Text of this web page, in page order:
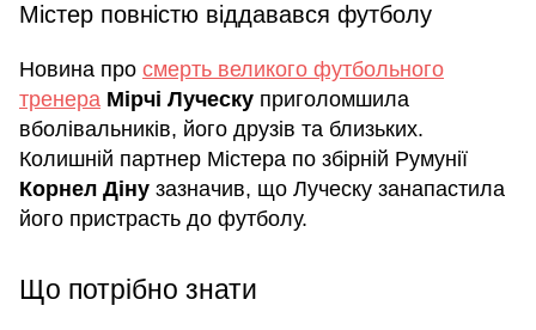
Містер повністю віддавався футболу
Новина про смерть великого футбольного
тренера Мірчі Луческу приголомшила
вболівальників, його друзів та близьких.
Колишній партнер Містера по збірній Румунії
Корнел Діну зазначив, що Луческу занапастила
його пристрасть до футболу.
Що потрібно знати